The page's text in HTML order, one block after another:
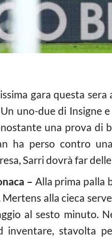
gara questa
uno-due di Insigne
una prova
ha perso contro
Sarri dovrà far
– Alla prima palla
alla cieca
al sesto minuto.
inventare, stavolta